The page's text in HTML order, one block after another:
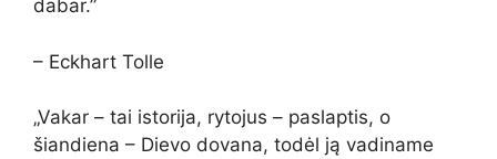
dabar.”
– Eckhart Tolle
„Vakar – tai istorija, rytojus – paslaptis, o
šiandiena – Dievo dovana, todėl ją vadiname